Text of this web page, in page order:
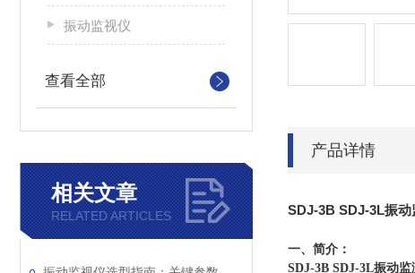
振动监视仪
查看全部
相关文章
RELATED ARTICLES
产品详情
SDJ-3B SDJ-3L振
一、简介：
SDJ-3B SDJ-3L振动